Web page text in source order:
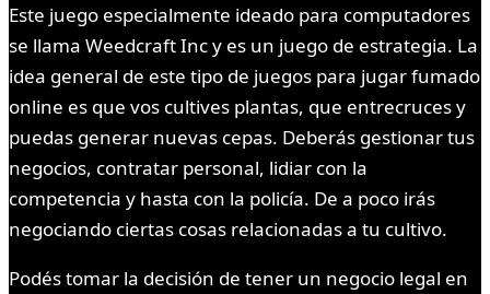
Este juego especialmente ideado para computadores
se llama Weedcraft Inc y es un juego de estrategia. La
idea general de este tipo de juegos para jugar fumado
online es que vos cultives plantas, que entrecruces y
puedas generar nuevas cepas. Deberás gestionar tus
negocios, contratar personal, lidiar con la
competencia y hasta con la policía. De a poco irás
negociando ciertas cosas relacionadas a tu cultivo.
Podés tomar la decisión de tener un negocio legal en